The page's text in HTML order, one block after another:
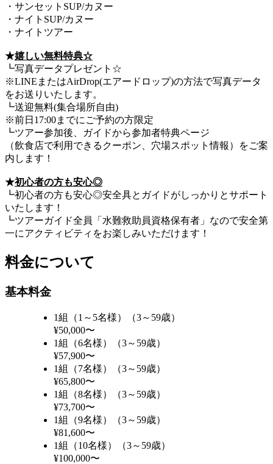
・サンセットSUP/カヌー
・ナイトSUP/カヌー
・ナイトツアー
★嬉しい無料特典☆
┗写真データプレゼント☆
※LINEまたはAirDrop(エアードロップ)の方法で写真データ
をお送りいたします。
┗送迎無料(集合場所自由)
※前日17:00までにご予約の方限定
┗ツアー参加後、ガイドから参加者特典ページ
（飲食店で利用できるクーポン、穴場スポット情報）をご案
内します！
★初心者の方も安心◎
┗初心者の方も安心◎安全具とガイドがしっかりとサポート
いたします！
┗ツアーガイド全員「水難救助員資格保有者」なので安全第
一にアクティビティをお楽しみいただけます！
料金について
基本料金
1組（1～5名様）（3～59歳）
¥50,000〜
1組（6名様）（3～59歳）
¥57,900〜
1組（7名様）（3～59歳）
¥65,800〜
1組（8名様）（3～59歳）
¥73,700〜
1組（9名様）（3～59歳）
¥81,600〜
1組（10名様）（3～59歳）
¥100,000〜